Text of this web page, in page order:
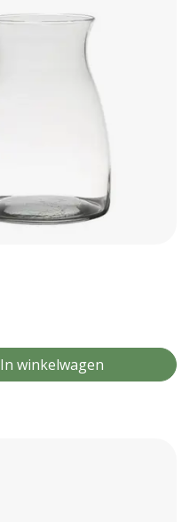
In winkelwagen